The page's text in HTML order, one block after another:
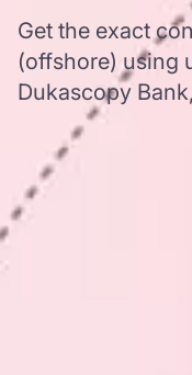
Get the exact
(offshore) using
Dukascopy